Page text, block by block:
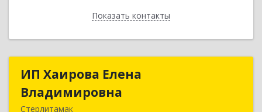
Показать контакты
Назад
ИП Хаирова Елена
Владимировна
Стерлитамак
ИП Хаирова Елена